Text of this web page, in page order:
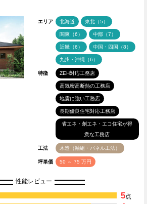
エリア 北海道 東北（5）
関東（6） 中部（7）
近畿（6） 中国・四国（8）
九州・沖縄（6）
特徴 ZEH対応工務店
高気密高断熱の工務店
地震に強い工務店
長期優良住宅対応工務店
省エネ・創エネ・エコ住宅が得
意な工務店
工法 木造（軸組・パネル工法）
坪単価 50 ～ 75 万円
性能レビュー
5点